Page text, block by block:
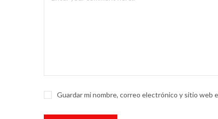
Guardar mi nombre, correo electrónico y sitio web